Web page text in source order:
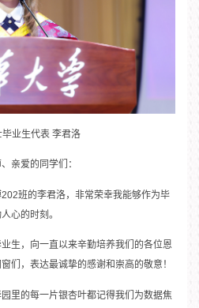
毕业生代表 李君洛
亲爱的同学们：
班的李君洛，非常荣幸我能够作为毕
心的时刻。
生，向一直以来辛勤培养我们的各位恩
们，表达最诚挚的感谢和崇高的敬意！
里的每一片银杏叶都记得我们为数据焦